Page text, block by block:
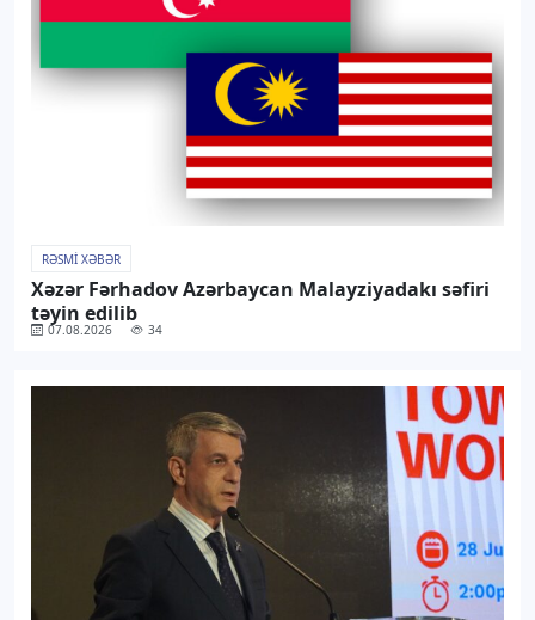
RƏSMI XƏBƏR
Xəzər Fərhadov Azərbaycan Malayziyadakı səfiri
təyin edilib
07.08.2026 34